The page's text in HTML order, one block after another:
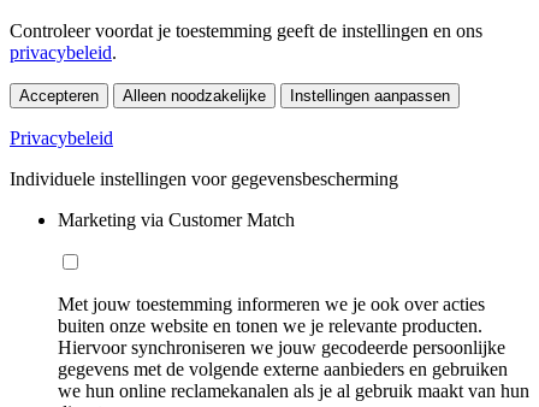
Controleer voordat je toestemming geeft de instellingen en ons
privacybeleid.
Accepteren Alleen noodzakelijke Instellingen aanpassen
Privacybeleid
Individuele instellingen voor gegevensbescherming
Marketing via Customer Match
Met jouw toestemming informeren we je ook over acties
buiten onze website en tonen we je relevante producten.
Hiervoor synchroniseren we jouw gecodeerde persoonlijke
gegevens met de volgende externe aanbieders en gebruiken
we hun online reclamekanalen als je al gebruik maakt van hun